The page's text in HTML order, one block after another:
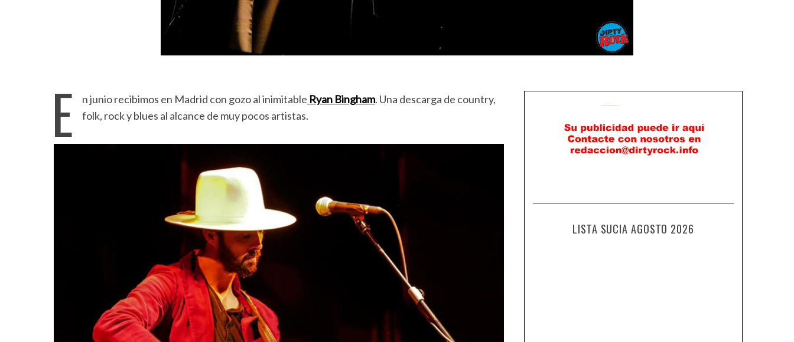
E n junio recibimos en Madrid con gozo al inimitable Ryan Bingham. Una descarga de country,
folk, rock y blues al alcance de muy pocos artistas.
LISTA SUCIA AGOSTO 2026